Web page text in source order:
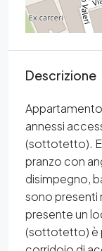
Descrizione
annessi
(sottotetto).
pranzo con
disimpegno,
sono presenti
presente un
(sottotetto) è